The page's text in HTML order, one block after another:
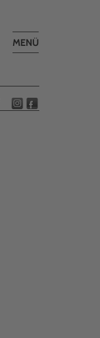
Toggle
MENÜ